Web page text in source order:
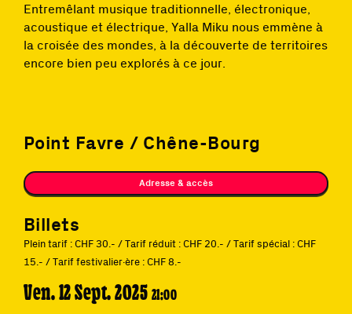
Entremêlant musique traditionnelle, électronique,
acoustique et électrique, Yalla Miku nous emmène à
la croisée des mondes, à la découverte de territoires
encore bien peu explorés à ce jour.
Point Favre / Chêne-Bourg
Adresse & accès
Billets
Plein tarif : CHF 30.- / Tarif réduit : CHF 20.- / Tarif spécial : CHF
15.- / Tarif festivalier·ère : CHF 8.-
Ven. 12 Sept. 2025 21:00